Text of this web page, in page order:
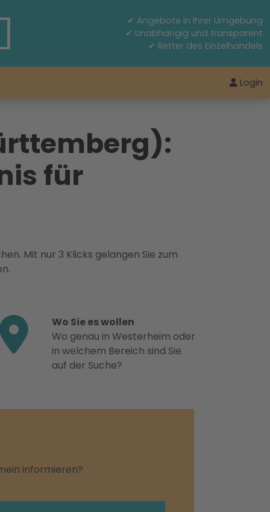
✔ Angebote in Ihrer Umgebung
✔ Unabhängig und transparent
✔ Retter des Einzelhandels
Login
für
Mit nur 3 Klicks gelangen Sie zum
Wo Sie es wollen
Wo genau in Westerheim oder
in welchem Bereich sind Sie
auf der Suche?
informieren?